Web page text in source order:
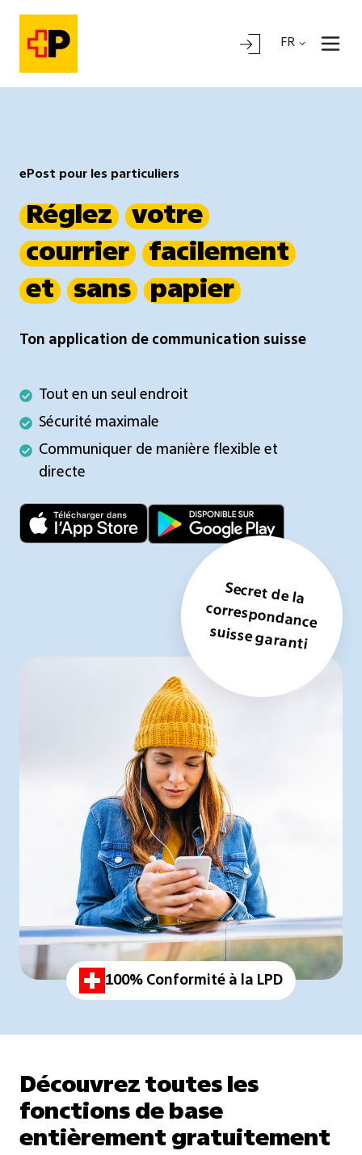
FR
ePost pour les particuliers
Réglez
votre
courrier
facilement
et
sans papier
Ton application de communication suisse
Tout en un seul endroit
Tout
en Sécurité maximale
Sécurité
maximale
Communiquer de manière flexible et
directe
Communiquer
flexible
et
Secret de la
correspondance
suisse garanti
100% Conformité à la LPD
Découvrez toutes les
fonctions de base
entièrement gratuitement